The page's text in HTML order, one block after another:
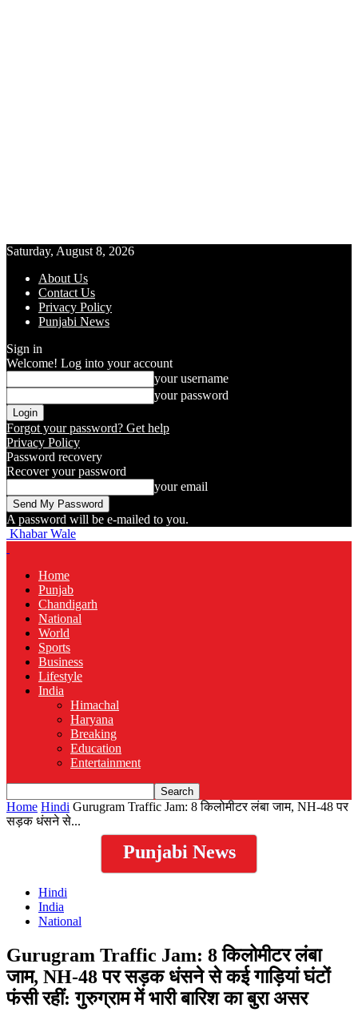
Saturday, August 8, 2026
About Us
Contact Us
Privacy Policy
Punjabi News
Sign in
Welcome! Log into your account
your username
your password
Forgot your password? Get help
Privacy Policy
Password recovery
Recover your password
your email
A password will be e-mailed to you.
Khabar Wale
Home
Punjab
Chandigarh
National
World
Sports
Business
Lifestyle
India
Himachal
Haryana
Breaking
Education
Entertainment
Home Hindi Gurugram Traffic Jam: 8 किलोमीटर लंबा जाम, NH-48 पर
सड़क धंसने से...
Punjabi News
Hindi
India
National
Gurugram Traffic Jam: 8 किलोमीटर लंबा
जाम, NH-48 पर सड़क धंसने से कई गाड़ियां घंटों
फंसी रहीं: गुरुग्राम में भारी बारिश का बुरा असर